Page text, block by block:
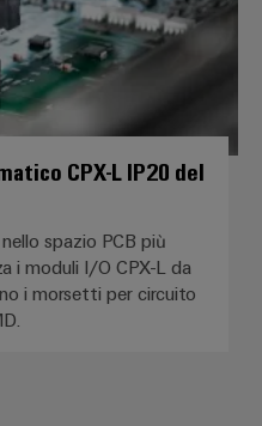
CPX-L IP20 del
spazio PCB più
i moduli I/O CPX-L da
i morsetti per circuito